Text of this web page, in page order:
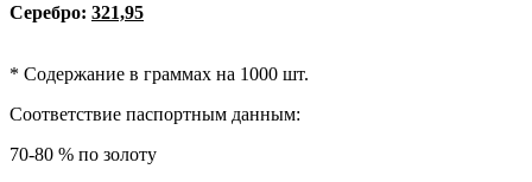
Серебро: 321,95
* Содержание в граммах на 1000 шт.
Соответствие паспортным данным:
70-80 % по золоту